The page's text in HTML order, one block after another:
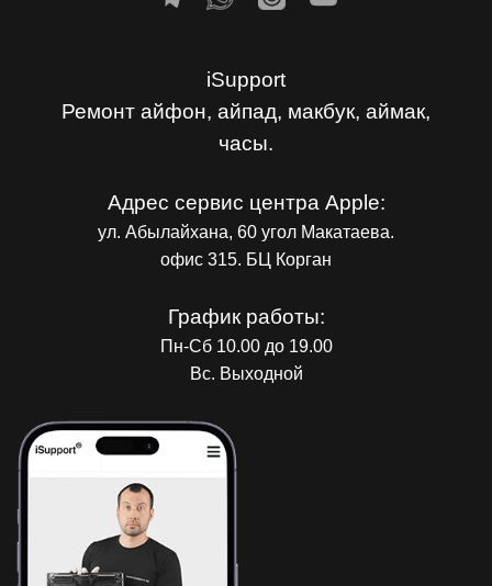
iSupport
Ремонт айфон, айпад, макбук, аймак,
часы.
Адрес сервис центра Apple:
ул. Абылайхана, 60 угол Макатаева.
офис 315. БЦ Корган
График работы:
Пн-Сб 10.00 до 19.00
Вс. Выходной